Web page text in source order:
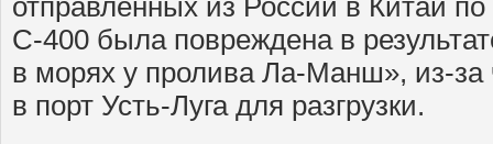
отправленных из России в Китай
С-400 была повреждена в
в морях у пролива Ла-Манш», из-за
в порт Усть-Луга для разгрузки.